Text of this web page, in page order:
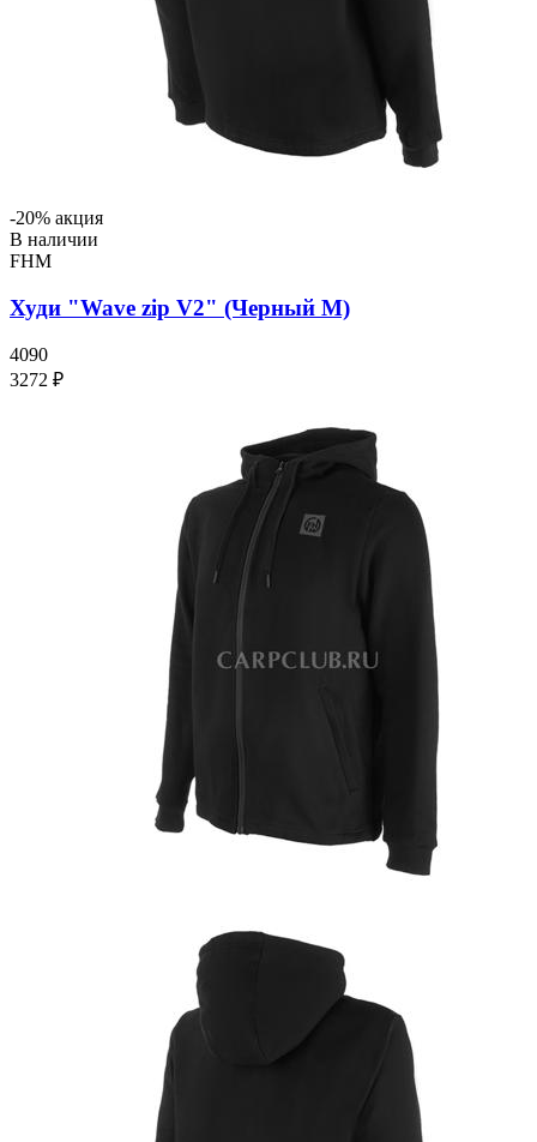
-20% акция
В наличии
FHM
Худи "Wave zip V2" (Черный M)
4090
3272 ₽